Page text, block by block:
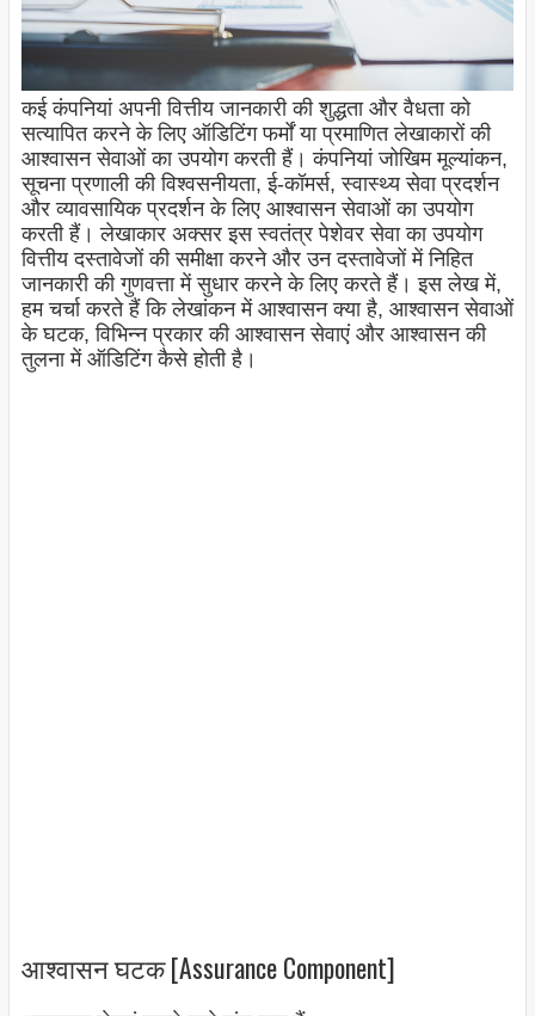
कई कंपनियां अपनी वित्तीय जानकारी की शुद्धता और वैधता को
सत्यापित करने के लिए ऑडिटिंग फर्मों या प्रमाणित लेखाकारों की
आश्वासन सेवाओं का उपयोग करती हैं। कंपनियां जोखिम मूल्यांकन,
सूचना प्रणाली की विश्वसनीयता, ई-कॉमर्स, स्वास्थ्य सेवा प्रदर्शन
और व्यावसायिक प्रदर्शन के लिए आश्वासन सेवाओं का उपयोग
करती हैं। लेखाकार अक्सर इस स्वतंत्र पेशेवर सेवा का उपयोग
वित्तीय दस्तावेजों की समीक्षा करने और उन दस्तावेजों में निहित
जानकारी की गुणवत्ता में सुधार करने के लिए करते हैं। इस लेख में,
हम चर्चा करते हैं कि लेखांकन में आश्वासन क्या है, आश्वासन सेवाओं
के घटक, विभिन्न प्रकार की आश्वासन सेवाएं और आश्वासन की
तुलना में ऑडिटिंग कैसे होती है।
आश्वासन घटक [Assurance Component]